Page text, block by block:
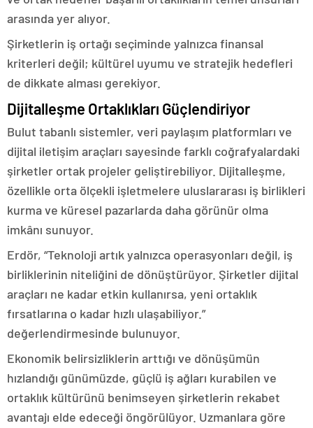
arasında yer alıyor.
Şirketlerin iş ortağı seçiminde yalnızca finansal
kriterleri değil; kültürel uyumu ve stratejik hedefleri
de dikkate alması gerekiyor.
Dijitalleşme Ortaklıkları Güçlendiriyor
Bulut tabanlı sistemler, veri paylaşım platformları ve
dijital iletişim araçları sayesinde farklı coğrafyalardaki
şirketler ortak projeler geliştirebiliyor. Dijitalleşme,
özellikle orta ölçekli işletmelere uluslararası iş birlikleri
kurma ve küresel pazarlarda daha görünür olma
imkânı sunuyor.
Erdör, “Teknoloji artık yalnızca operasyonları değil, iş
birliklerinin niteliğini de dönüştürüyor. Şirketler dijital
araçları ne kadar etkin kullanırsa, yeni ortaklık
fırsatlarına o kadar hızlı ulaşabiliyor.”
değerlendirmesinde bulunuyor.
Ekonomik belirsizliklerin arttığı ve dönüşümün
hızlandığı günümüzde, güçlü iş ağları kurabilen ve
ortaklık kültürünü benimseyen şirketlerin rekabet
avantajı elde edeceği öngörülüyor. Uzmanlara göre